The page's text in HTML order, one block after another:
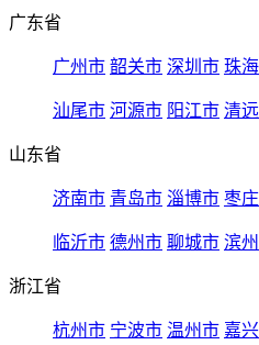
广东省
广州市 韶关市 深圳市 珠
汕尾市 河源市 阳江市 清
山东省
济南市 青岛市 淄博市 枣
临沂市 德州市 聊城市 滨
浙江省
杭州市 宁波市 温州市 嘉